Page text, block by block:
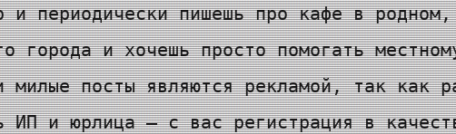
и периодически пишешь про кафе в
города и хочешь просто помогать
посты являются рекламой, так как
ИП и юрлица — с вас регистрация в